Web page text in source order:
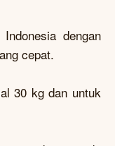
dengan
cepat.
30 kg dan untuk